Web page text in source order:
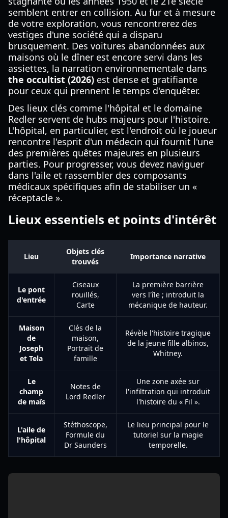
semblent entrer en collision. Au fur et à mesure
de votre exploration, vous rencontrerez des
vestiges d'une société qui a disparu
brusquement. Des voitures abandonnées aux
maisons où le dîner est encore servi dans les
assiettes, la narration environnementale dans
the occultist (2026) est dense et gratifiante
pour ceux qui prennent le temps d'enquêter.
Des lieux clés comme l'hôpital et le domaine
Redler servent de hubs majeurs pour l'histoire.
L'hôpital, en particulier, est l'endroit où le joueur
rencontre l'esprit d'un médecin qui fournit l'une
des premières quêtes majeures en plusieurs
parties. Pour progresser, vous devez naviguer
dans l'aile et rassembler des composants
médicaux spécifiques afin de stabiliser un «
réceptacle ».
Lieux essentiels et points d'intérêt
Lieu
Objets clés
trouvés
Importance narrative
Le pont
d'entrée
Ciseaux
rouillés,
Carte
La première barrière
vers l'île ; introduit la
mécanique de hauteur.
Maison
de
Joseph
et Tela
Clés de la
maison,
Portrait de
famille
Révèle l'histoire tragique
de la jeune fille albinos,
Whitney.
Le
champ
de maïs
Notes de
Lord Redler
Une zone axée sur
l'infiltration qui introduit
l'histoire du « Fil ».
L'aile de
l'hôpital
Stéthoscope,
Formule du
Dr Saunders
Le lieu principal pour le
tutoriel sur la magie
temporelle.